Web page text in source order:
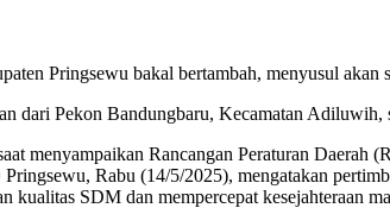
Pringsewu bakal bertambah, menyusul
dari Pekon Bandungbaru, Kecamatan
menyampaikan Rancangan Peraturan Daerah
Rabu (14/5/2025), mengatakan
kualitas SDM dan mempercepat kesejahteraan